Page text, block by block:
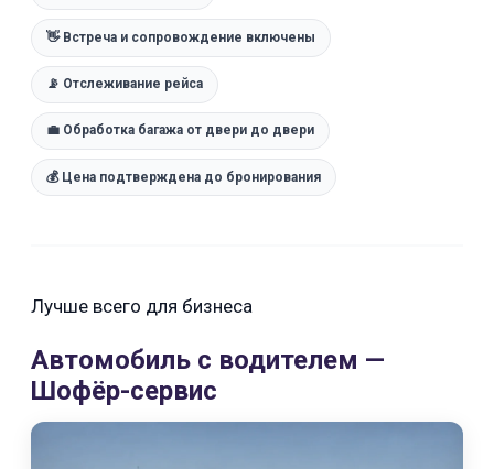
👋 Встреча и сопровождение включены
📡 Отслеживание рейса
💼 Обработка багажа от двери до двери
💰 Цена подтверждена до бронирования
Лучше всего для бизнеса
Автомобиль с водителем —
Шофёр-сервис